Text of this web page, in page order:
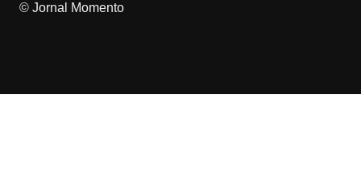
© Jornal Momento